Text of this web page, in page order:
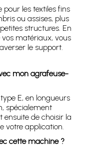
les textiles fins
ou assises, plus
structures. En
vos matériaux, vous
le support.
mon agrafeuse-
E, en longueurs
spécialement
ensuite de choisir la
votre application.
cette machine ?